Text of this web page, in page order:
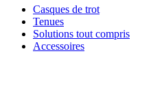
Casques de trot
Tenues
Solutions tout compris
Accessoires